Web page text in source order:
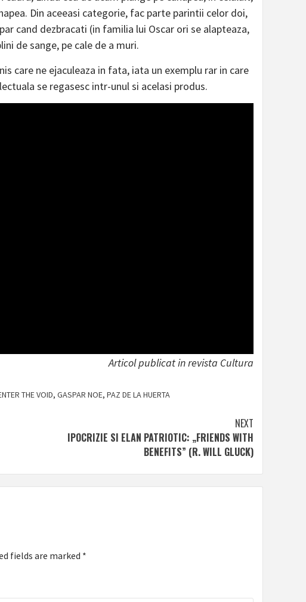
Din aceeasi categorie, fac parte parintii celor doi,
cand dezbracati (in familia lui Oscar ori se alapteaza,
de sange, pe cale de a muri.
care ne ejaculeaza in fata, iata un exemplu rar in care
se regasesc intr-unul si acelasi produs.
Articol publicat in revista Cultura
THE VOID, GASPAR NOE, PAZ DE LA HUERTA
NEXT
IPOCRIZIE SI ELAN PATRIOTIC: „FRIENDS WITH
BENEFITS” (R. WILL GLUCK)
fields are marked *